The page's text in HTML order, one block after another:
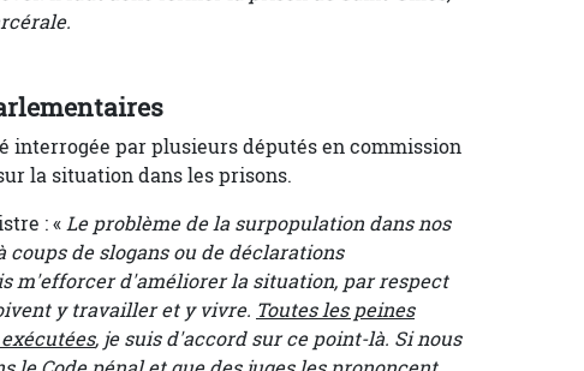
interrogée par plusieurs députés en commission
la situation dans les prisons.
: «Le problème de la surpopulation dans nos
coups de slogans ou de déclarations
m'efforcer d'améliorer la situation, par respect
y travailler et y vivre. Toutes les peines
, je suis d'accord sur ce point-là. Si nous